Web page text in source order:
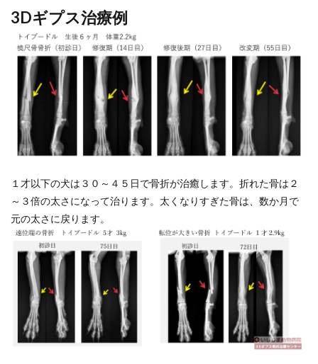
3Dギプス治療例
１才以下の犬は３０～４５日で骨折が治癒します。折れた骨は２
～３倍の太さになって治ります。太くなりすぎた骨は、数か月で
元の太さに戻ります。